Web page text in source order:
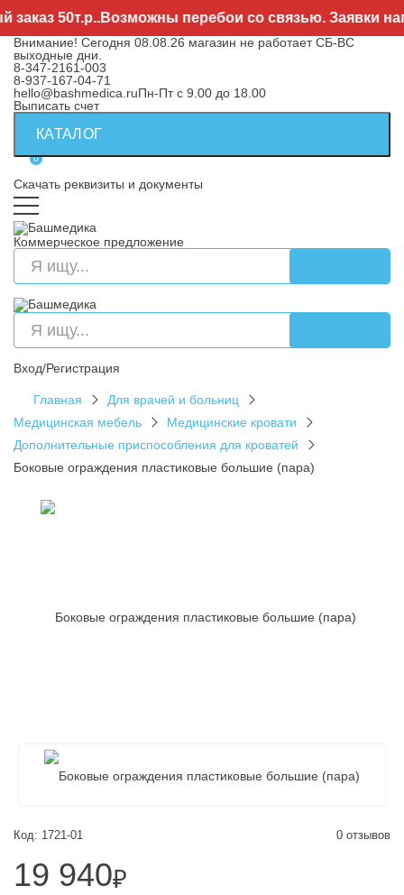
50т.р..Возможны перебои со связью. Заявки
Внимание! Сегодня 08.08.26 магазин не работает СБ-ВС
выходные дни.
8-347-2161-003
8-937-167-04-71
hello@bashmedica.ruПн-Пт с 9.00 до 18.00
Выписать счет
КАТАЛОГ
0
Скачать реквизиты и документы
Коммерческое предложение
Вход/Регистрация
Главная
Для врачей и больниц
Медицинская мебель
Медицинские кровати
Дополнительные приспособления для кроватей
Боковые ограждения пластиковые большие (пара)
Код: 1721-01 0 отзывов
19 940₽